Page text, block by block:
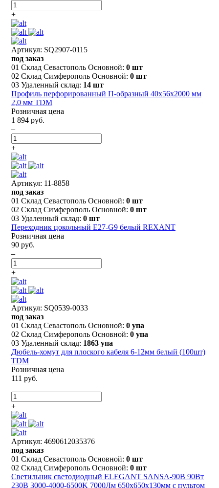
+
Артикул: SQ2907-0115
под заказ
01 Склад Севастополь Основной: 0 шт
02 Склад Симферополь Основной: 0 шт
03 Удаленный склад: 14 шт
Профиль перфорированный П-образный 40х56х2000 мм
2,0 мм TDM
Розничная цена
1 894 руб.
–
+
Артикул: 11-8858
под заказ
01 Склад Севастополь Основной: 0 шт
02 Склад Симферополь Основной: 0 шт
03 Удаленный склад: 0 шт
Переходник цокольный E27-G9 белый REXANT
Розничная цена
90 руб.
–
+
Артикул: SQ0539-0033
под заказ
01 Склад Севастополь Основной: 0 упа
02 Склад Симферополь Основной: 0 упа
03 Удаленный склад: 1863 упа
Дюбель-хомут для плоского кабеля 6-12мм белый (100шт)
TDM
Розничная цена
111 руб.
–
+
Артикул: 4690612035376
под заказ
01 Склад Севастополь Основной: 0 шт
02 Склад Симферополь Основной: 0 шт
Светильник светодиодный ELEGANT SANSA-90B 90Вт
230В 3000-4000-6500K 7000Лм 650х650х130мм c пультом